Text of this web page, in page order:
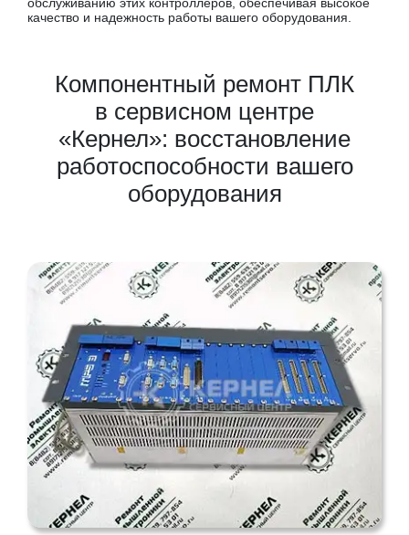
качество и надежность работы вашего оборудования.
Компонентный ремонт ПЛК
в сервисном центре
«Кернел»: восстановление
работоспособности вашего
оборудования